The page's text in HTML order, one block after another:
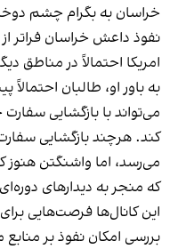
خراسان به بگرام چشم
نفوذ داعش خراسان فراتر
امریکا احتمالاً در مناطق
به باور او، طالبان احتمالاً
می‌تواند با بازگشایی
کند. هرچند بازگشایی
می‌رسد، اما واشنگتن هنوز
که منجر به دیدارهای
این کانال‌ها فرصت‌هایی
بررسی امکان نفوذ بر